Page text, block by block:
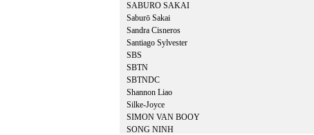
SABURO SAKAI
Saburō Sakai
Sandra Cisneros
Santiago Sylvester
SBS
SBTN
SBTNDC
Shannon Liao
Silke-Joyce
SIMON VAN BOOY
SONG NINH